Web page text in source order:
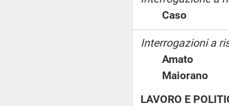
Caso
Interrogazioni a
Amato
Maiorano
LAVORO E